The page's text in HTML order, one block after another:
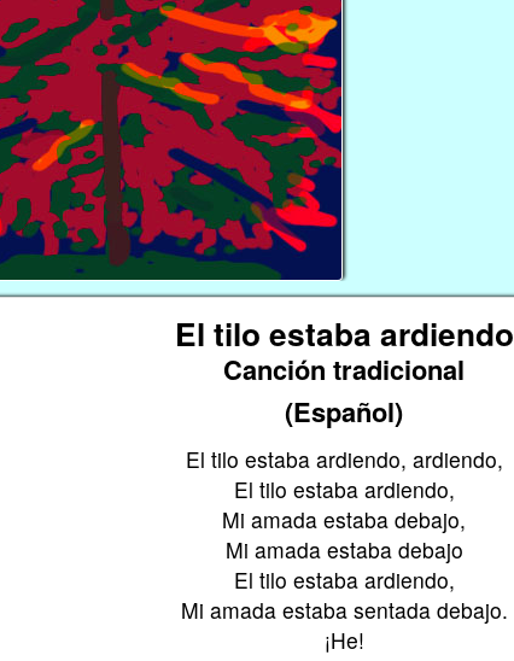
El tilo estaba ardiendo
Canción tradicional
(Español)
El tilo estaba ardiendo, ardiendo,
El tilo estaba ardiendo,
Mi amada estaba debajo,
Mi amada estaba debajo
El tilo estaba ardiendo,
Mi amada estaba sentada debajo.
¡He!